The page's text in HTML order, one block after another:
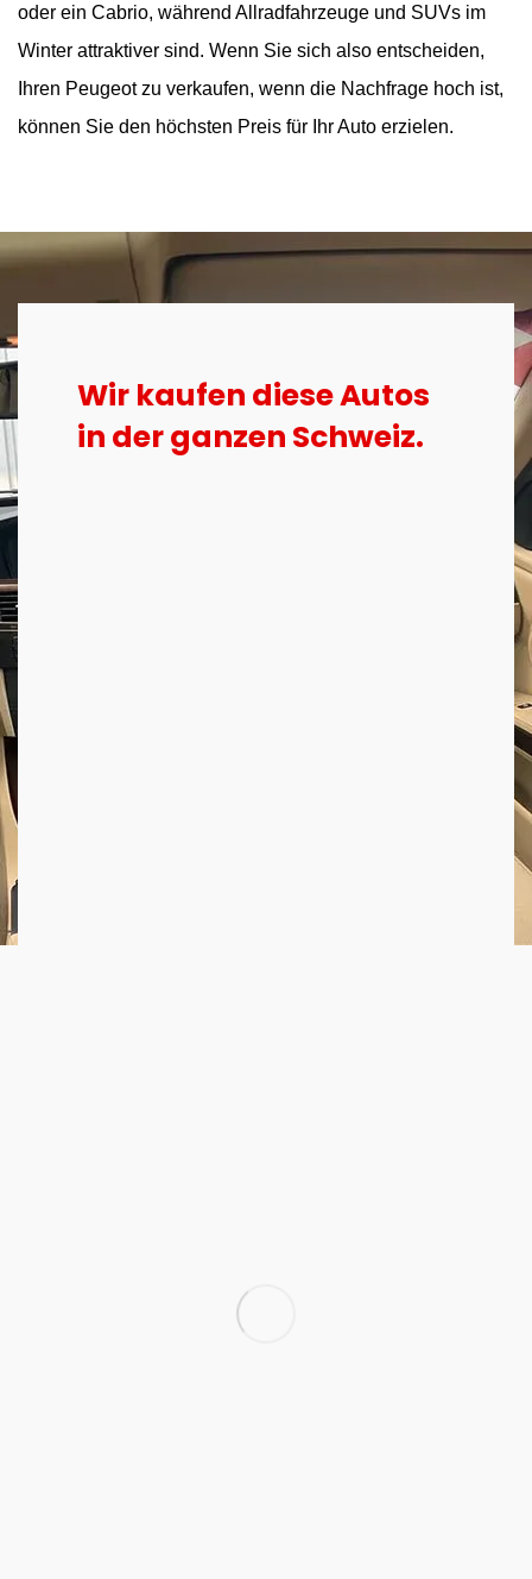
oder ein Cabrio, während Allradfahrzeuge und SUVs im
Winter attraktiver sind. Wenn Sie sich also entscheiden,
Ihren Peugeot zu verkaufen, wenn die Nachfrage hoch ist,
können Sie den höchsten Preis für Ihr Auto erzielen.
Wir kaufen diese Autos
in der ganzen Schweiz.